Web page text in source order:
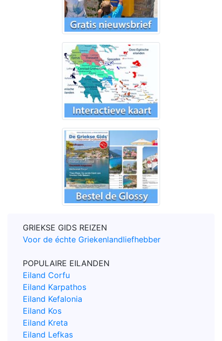
GRIEKSE GIDS REIZEN
Voor de échte Griekenlandliefhebber
POPULAIRE EILANDEN
Eiland Corfu
Eiland Karpathos
Eiland Kefalonia
Eiland Kos
Eiland Kreta
Eiland Lefkas